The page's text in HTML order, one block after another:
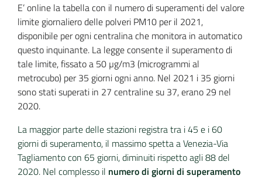
E’ online la tabella con il numero di superamenti del valore
limite giornaliero delle polveri PM10 per il 2021,
disponibile per ogni centralina che monitora in automatico
questo inquinante. La legge consente il superamento di
tale limite, fissato a 50 µg/m3 (microgrammi al
metrocubo) per 35 giorni ogni anno. Nel 2021 i 35 giorni
sono stati superati in 27 centraline su 37, erano 29 nel
2020.
La maggior parte delle stazioni registra tra i 45 e i 60
giorni di superamento, il massimo spetta a Venezia-Via
Tagliamento con 65 giorni, diminuiti rispetto agli 88 del
2020. Nel complesso il numero di giorni di superamento